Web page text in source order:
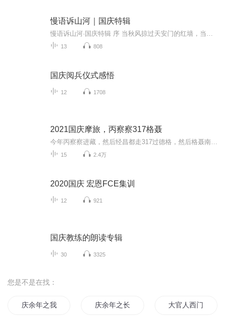
慢语诉山河｜国庆特辑
13 808
国庆阅兵仪式感悟
12 1708
2021国庆摩旅，丙察察317格聂
15 2.4万
2020国庆 宏恩FCE集训
12 921
国庆教练的朗读专辑
30 3325
您是不是在找：
庆余年之我叫王启年 庆余年之长歌行 大官人西门庆